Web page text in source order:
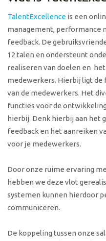
TalentExcellence is een
management, performance
feedback. De
12 talen en ondersteunt
realiseren van doelen en
medewerkers. Hierbij ligt
van de medewerkers. Het
functies voor de
hierbij. Denk hierbij aan het
feedback en het aanreiken
voor je medewerkers.
Door onze ruime ervaring
hebben we deze vlot
systemen kunnen hierdoor
communiceren.
De koppeling tussen onze